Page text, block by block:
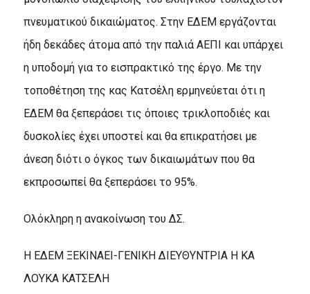
πνευματικού δικαιώματος. Στην ΕΔΕΜ εργάζονται
ήδη δεκάδες άτομα από την παλιά ΑΕΠΙ και υπάρχει
η υποδομή για το εισπρακτικό της έργο. Με την
τοποθέτηση της κας Κατσέλη ερμηνεύεται ότι η
ΕΔΕΜ θα ξεπεράσει τις όποιες τρικλοποδιές και
δυσκολίες έχει υποστεί και θα επικρατήσει με
άνεση διότι ο όγκος των δικαιωμάτων που θα
εκπροσωπεί θα ξεπεράσει το 95%.
Ολόκληρη η ανακοίνωση του ΔΣ.
Η ΕΔΕΜ ΞΕΚΙΝΑΕΙ-ΓΕΝΙΚΗ ΔΙΕΥΘΥΝΤΡΙΑ Η ΚΑ
ΛΟΥΚΑ ΚΑΤΣΕΛΗ